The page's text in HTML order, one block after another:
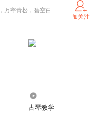
信意闲弹，如临幽谷，流泉野草，万壑青松，碧空白云，朗月希星，呈现天地万物，却又无一物。
加关注
古琴教学